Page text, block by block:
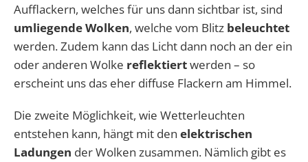
Aufflackern, welches für uns dann sichtbar ist, sind
umliegende Wolken, welche vom Blitz beleuchtet
werden. Zudem kann das Licht dann noch an der ein
oder anderen Wolke reflektiertwerden – so
erscheint uns das eher diffuse Flackern am Himmel.
Die zweite Möglichkeit, wie Wetterleuchten
entstehen kann, hängt mit den elektrischen
Ladungen der Wolken zusammen. Nämlich gibt es